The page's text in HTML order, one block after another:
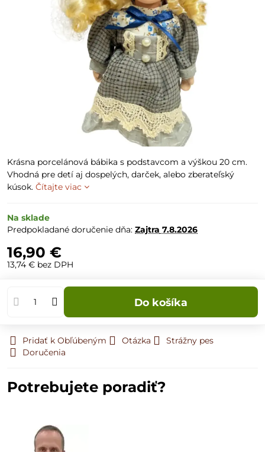
Krásna porcelánová bábika s podstavcom a výškou 20 cm.
Vhodná pre detí aj dospelých, darček, alebo zberateľský
kúsok. Čítajte viac
Na sklade
Predpokladané doručenie dňa: Zajtra 7.8.2026
16,90 €
13,74 € bez DPH
Do košíka
Pridať k Obľúbeným Otázka
Strážny pes
Doručenia
Potrebujete poradiť?